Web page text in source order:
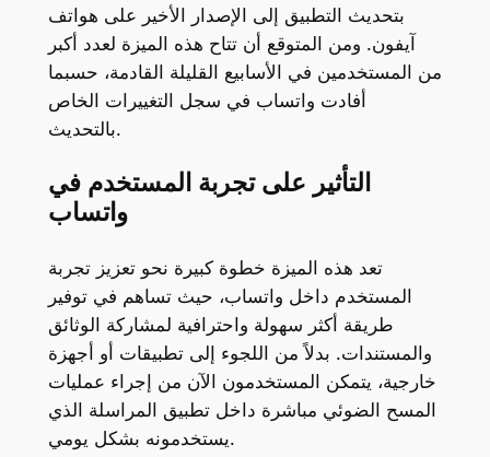
بتحديث التطبيق إلى الإصدار الأخير على هواتف
آيفون. ومن المتوقع أن تتاح هذه الميزة لعدد أكبر
من المستخدمين في الأسابيع القليلة القادمة، حسبما
أفادت واتساب في سجل التغييرات الخاص
بالتحديث.
التأثير على تجربة المستخدم في
واتساب
تعد هذه الميزة خطوة كبيرة نحو تعزيز تجربة
المستخدم داخل واتساب، حيث تساهم في توفير
طريقة أكثر سهولة واحترافية لمشاركة الوثائق
والمستندات. بدلاً من اللجوء إلى تطبيقات أو أجهزة
خارجية، يتمكن المستخدمون الآن من إجراء عمليات
المسح الضوئي مباشرة داخل تطبيق المراسلة الذي
يستخدمونه بشكل يومي.